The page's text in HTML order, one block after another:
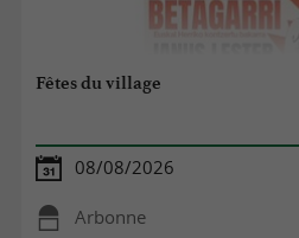
Fêtes du village
08/08/2026
Arbonne